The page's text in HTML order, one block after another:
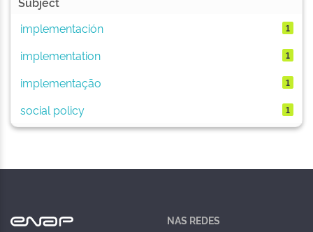
implementación
1
implementation 1
implementação 1
social policy 1
NAS REDES